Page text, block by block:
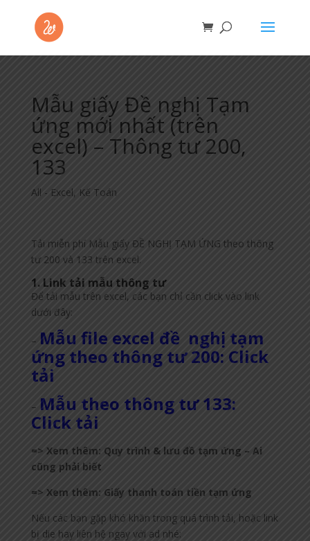
Mẫu giấy Đề nghị Tạm
ứng mới nhất (trên
excel) – Thông tư 200,
133
All - Excel, Kế Toán
Tải miễn phí Mẫu giấy ĐỀ NGHỊ TẠM ỨNG theo thông
tư 200 và 133 trên excel.
1. Link tải mẫu thông tư
Để tải mẫu trên excel, các bạn chỉ cần click vào link
dưới đây:
– Mẫu file excel đề nghị tạm
ứng theo thông tư 200: Click
tải
– Mẫu theo thông tư 133:
Click tải
=> Xem thêm: Quy trình & lưu đồ tạm ứng – Ai
cũng phải biết
=> Xem thêm: Giấy thanh toán tiền tạm ứng
Nếu các bạn gặp khó khăn trong quá trình tải, hoặc link
bị die hay liên hệ ngay với ad nhé: